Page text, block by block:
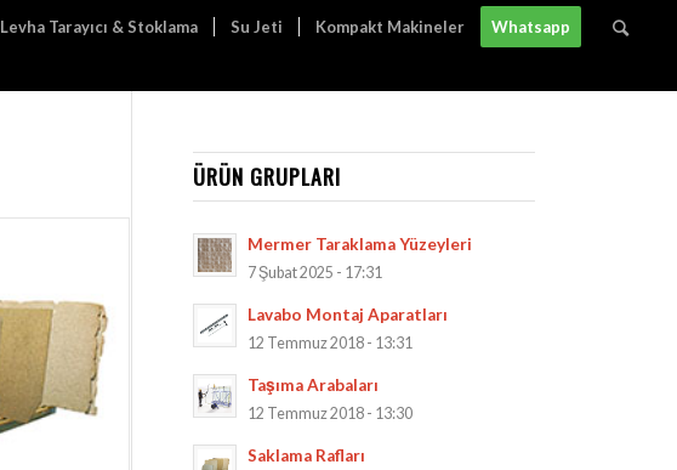
Levha Tarayıcı & Stoklama Su Jeti Kompakt Makineler Whatsapp
ÜRÜN GRUPLARI
Mermer Taraklama Yüzeyleri
7 Şubat 2025 - 17:31
Lavabo Montaj Aparatları
12 Temmuz 2018 - 13:31
Taşıma Arabaları
12 Temmuz 2018 - 13:30
Saklama Rafları